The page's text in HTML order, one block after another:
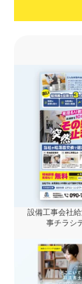
設備工事会社
事チラシ